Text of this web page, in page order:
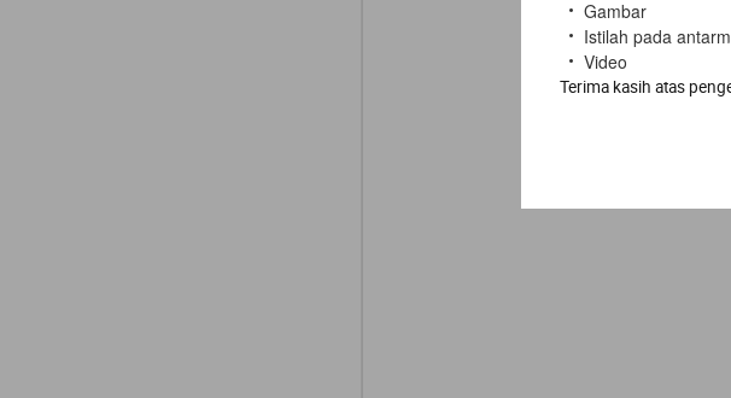
Gambar
Istilah pada
Video
Terima kasih atas